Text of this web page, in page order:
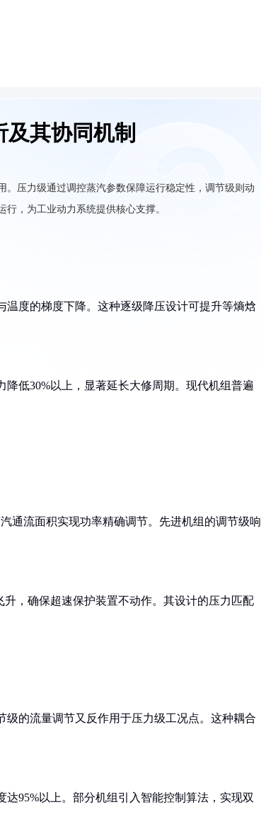
及其协同机制
压力级通过调控蒸汽参数保障运行稳定性，调节级则动
，为工业动力系统提供核心支撑。
度的梯度下降。这种逐级降压设计可提升等熵焓
低30%以上，显著延长大修周期。现代机组普遍
通流面积实现功率精确调节。先进机组的调节级响
，确保超速保护装置不动作。其设计的压力匹配
的流量调节又反作用于压力级工况点。这种耦合
95%以上。部分机组引入智能控制算法，实现双